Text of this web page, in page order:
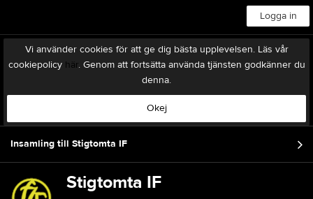
Logga in
Vi använder cookies för att ge dig bästa upplevelsen. Läs vår
cookiepolicy här. Genom att fortsätta använda tjänsten godkänner du
denna.
Okej
Insamling till Stigtomta IF
Stigtomta IF